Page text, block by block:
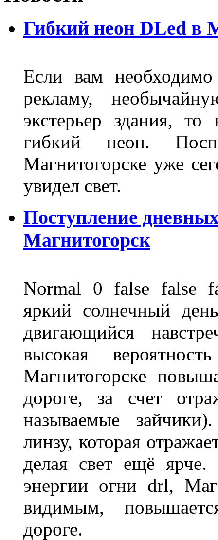
Гибкий неон DLed в
Если вам
рекламу,
экстерьер здания,
гибкий неон.
Магнитогорске уже
увидел свет.
Поступление
Магнитогорск
Normal 0 false false
яркий солнечный
двигающийся
высокая
Магнитогорске
дороге, за счет
называемые
линзу, которая
делая свет ещё
энергии огни drl,
видимым,
дороге.